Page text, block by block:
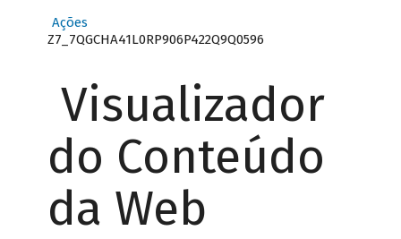
Ações
Z7_7QGCHA41L0RP906P422Q9Q0596
Visualizador
do Conteúdo
da Web